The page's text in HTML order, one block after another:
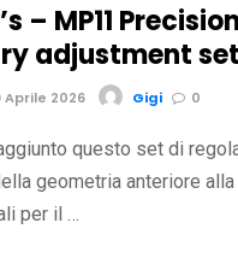
– MP11
adjustment set
2026 Gigi 0
questo set di
geometria anteriore alla
per il …